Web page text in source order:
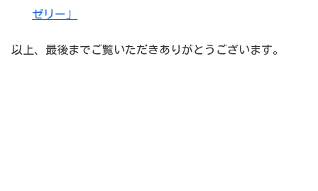
ゼリー」
以上、最後までご覧いただきありがとうございます。